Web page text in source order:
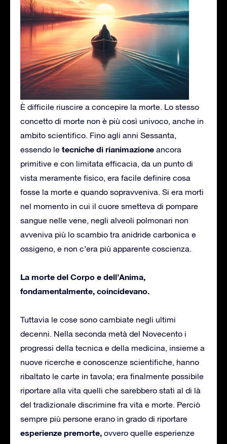
È difficile riuscire a concepire la morte. Lo stesso
concetto di morte non è più così univoco, anche in
ambito scientifico. Fino agli anni Sessanta,
essendo le tecniche di rianimazione ancora
primitive e con limitata efficacia, da un punto di
vista meramente fisico, era facile definire cosa
fosse la morte e quando sopravveniva. Si era morti
nel momento in cui il cuore smetteva di pompare
sangue nelle vene, negli alveoli polmonari non
avveniva più lo scambio tra anidride carbonica e
ossigeno, e non c’era più apparente coscienza.
La morte del Corpo e dell’Anima,
fondamentalmente, coincidevano.
Tuttavia le cose sono cambiate negli ultimi
decenni. Nella seconda metà del Novecento i
progressi della tecnica e della medicina, insieme a
nuove ricerche e conoscenze scientifiche, hanno
ribaltato le carte in tavola; era finalmente possibile
riportare alla vita quelli che sarebbero stati al di là
del tradizionale discrimine fra vita e morte. Perciò
sempre più persone erano in grado di riportare
esperienze premorte, ovvero quelle esperienze